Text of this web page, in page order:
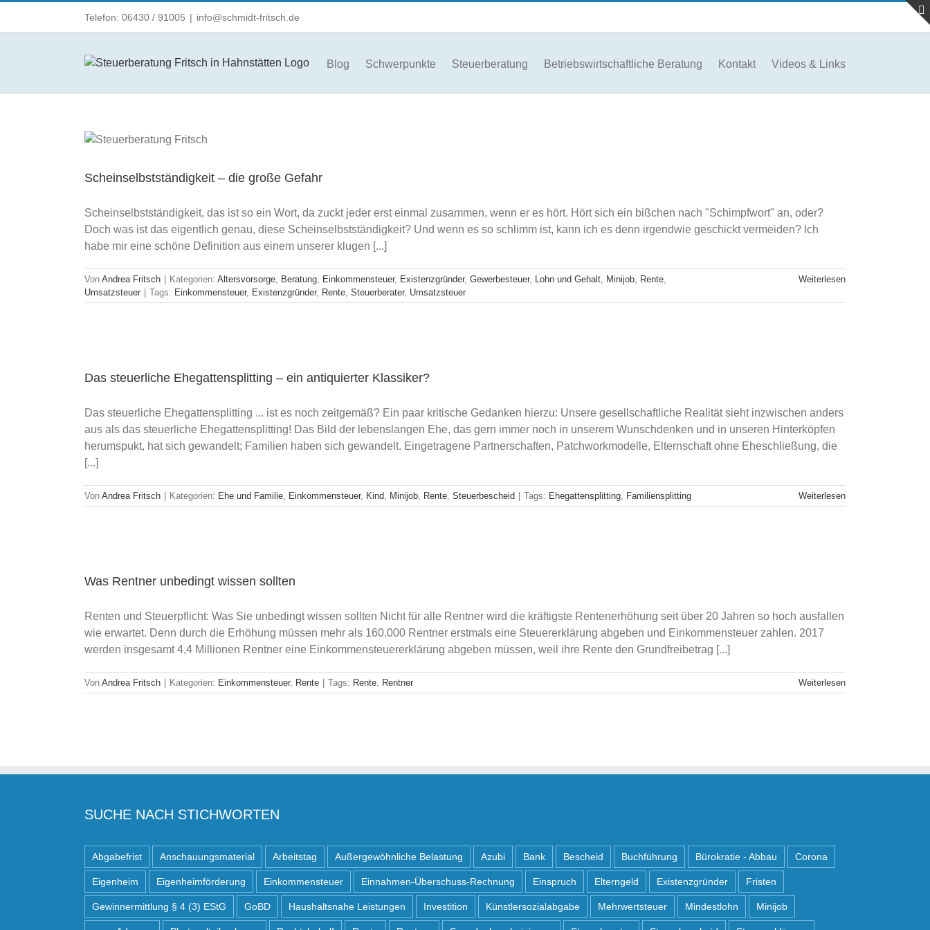
Telefon: 06430 / 91005 | info@schmidt-fritsch.de
Blog Schwerpunkte Steuerberatung Betriebswirtschaftliche Beratung Kontakt Videos & Links
Scheinselbstständigkeit – die große Gefahr
Scheinselbstständigkeit, das ist so ein Wort, da zuckt jeder erst einmal zusammen, wenn er es hört. Hört sich ein bißchen nach "Schimpfwort" an, oder?
Doch was ist das eigentlich genau, diese Scheinselbstständigkeit? Und wenn es so schlimm ist, kann ich es denn irgendwie geschickt vermeiden? Ich
habe mir eine schöne Definition aus einem unserer klugen [...]
Von Andrea Fritsch Kategorien: Altersvorsorge, Beratung, Einkommensteuer, Existenzgründer, Gewerbesteuer, Lohn und Gehalt, Minijob, Rente,
Umsatzsteuer
Tags: Einkommensteuer, Existenzgründer, Rente, Steuerberater, Umsatzsteuer
Weiterlesen
Das steuerliche Ehegattensplitting – ein antiquierter Klassiker?
Das steuerliche Ehegattensplitting ... ist es noch zeitgemäß? Ein paar kritische Gedanken hierzu: Unsere gesellschaftliche Realität sieht inzwischen anders
aus als das steuerliche Ehegattensplitting! Das Bild der lebenslangen Ehe, das gern immer noch in unserem Wunschdenken und in unseren Hinterköpfen
herumspukt, hat sich gewandelt; Familien haben sich gewandelt. Eingetragene Partnerschaften, Patchworkmodelle, Elternschaft ohne Eheschließung, die
[...]
Von Andrea Fritsch Kategorien: Ehe und Familie, Einkommensteuer, Kind, Minijob, Rente, Steuerbescheid Tags: Ehegattensplitting, Familiensplitting Weiterlesen
Was Rentner unbedingt wissen sollten
Renten und Steuerpflicht: Was Sie unbedingt wissen sollten Nicht für alle Rentner wird die kräftigste Rentenerhöhung seit über 20 Jahren so hoch ausfallen
wie erwartet. Denn durch die Erhöhung müssen mehr als 160.000 Rentner erstmals eine Steuererklärung abgeben und Einkommensteuer zahlen. 2017
werden insgesamt 4,4 Millionen Rentner eine Einkommensteuererklärung abgeben müssen, weil ihre Rente den Grundfreibetrag [...]
Von Andrea Fritsch Kategorien: Einkommensteuer, Rente Tags: Rente, Rentner Weiterlesen
SUCHE NACH STICHWORTEN
Abgabefrist Anschauungsmaterial Arbeitstag Außergewöhnliche Belastung Azubi Bank Bescheid Buchführung Bürokratie - Abbau Corona
Eigenheim Eigenheimförderung Einkommensteuer Einnahmen-Überschuss-Rechnung Einspruch Elterngeld Existenzgründer Fristen
Gewinnermittlung § 4 (3) EStG GoBD Haushaltsnahe Leistungen Investition Künstlersozialabgabe Mehrwertsteuer Mindestlohn Minijob